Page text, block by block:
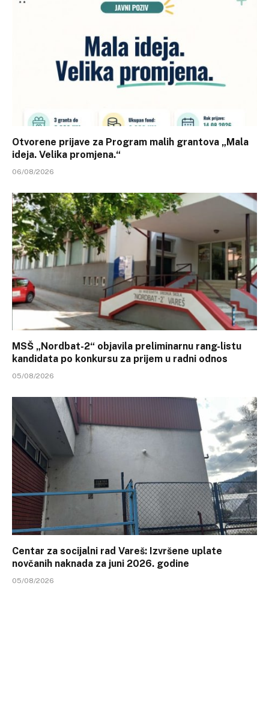
Otvorene prijave za Program malih grantova „Mala
ideja. Velika promjena.“
06/08/2026
MSŠ „Nordbat-2“ objavila preliminarnu rang-listu
kandidata po konkursu za prijem u radni odnos
05/08/2026
Centar za socijalni rad Vareš: Izvršene uplate
novčanih naknada za juni 2026. godine
05/08/2026